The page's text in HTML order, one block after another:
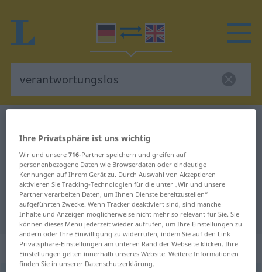
Deutsch-Englisch Übersetzung für
"verantwortungslos"
"verantwortungslos" Englisch
Übersetzung
„verantwortungslos“: Adjektiv
Ihre Privatsphäre ist uns wichtig
Wir und unsere716-Partner speichern und greifen auf
personenbezogene Daten wie Browserdaten oder eindeutige
Kennungen auf Ihrem Gerät zu. Durch Auswahl von Akzeptieren
aktivieren Sie Tracking-Technologien für die unter „Wir und unsere
Partner verarbeiten Daten, um Ihnen Dienste bereitzustellen“
aufgeführten Zwecke. Wenn Tracker deaktiviert sind, sind manche
Inhalte und Anzeigen möglicherweise nicht mehr so relevant für Sie. Sie
können dieses Menü jederzeit wieder aufrufen, um Ihre Einstellungen zu
ändern oder Ihre Einwilligung zu widerrufen, indem Sie auf den Link
Privatsphäre-Einstellungen am unteren Rand der Webseite klicken. Ihre
Einstellungen gelten innerhalb unseres Website. Weitere Informationen
finden Sie in unserer Datenschutzerklärung.